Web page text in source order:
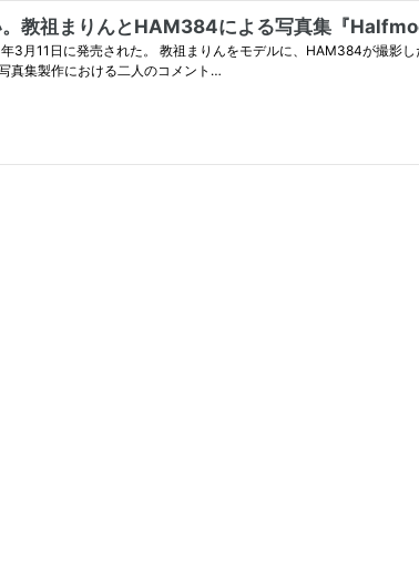
。教祖まりんとHAM384による写真集『
月11日に発売された。 教祖まりんをモデルに、HAM384が撮影
による手書きの文字が添えられている。 今回は、写真集製作における二人のコメント…